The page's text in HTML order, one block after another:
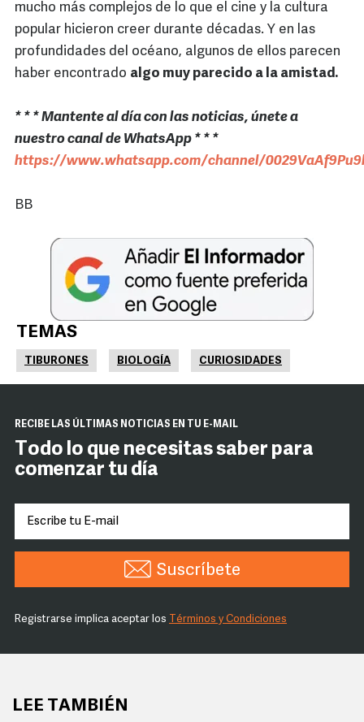
mucho más complejos de lo que el cine y la cultura
popular hicieron creer durante décadas. Y en las
profundidades del océano, algunos de ellos parecen
haber encontrado algo muy parecido a la amistad.
* * * Mantente al día con las noticias, únete a
nuestro canal de WhatsApp * * *
https://www.whatsapp.com/channel/
BB
TEMAS
TIBURONES BIOLOGÍA CURIOSIDADES
RECIBE LAS ÚLTIMAS NOTICIAS EN TU E-MAIL
Todo lo que necesitas saber para
comenzar tu día
Suscríbete
Registrarse implica aceptar los Términos y Condiciones
LEE TAMBIÉN